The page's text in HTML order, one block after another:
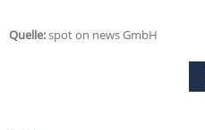
Quelle:spot on news GmbH